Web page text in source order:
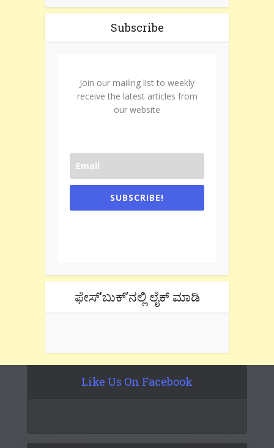
Subscribe
Join our mailing list to weekly
receive the latest articles from
our website
SUBSCRIBE!
ಫೇಸ್’ಬುಕ್’ನಲ್ಲಿ ಲೈಕ್ ಮಾಡಿ
Like Us On Facebook